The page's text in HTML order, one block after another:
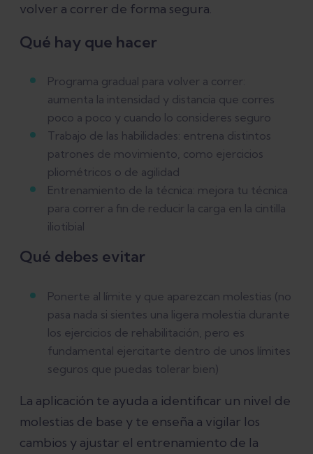
volver a correr de forma segura.
Qué hay que hacer
Programa gradual para volver a correr:
aumenta la intensidad y distancia que corres
poco a poco y cuando lo consideres seguro
Trabajo de las habilidades: entrena distintos
patrones de movimiento, como ejercicios
pliométricos o de agilidad
Entrenamiento de la técnica: mejora tu técnica
para correr a fin de reducir la carga en la cintilla
iliotibial
Qué debes evitar
Ponerte al límite y que aparezcan molestias (no
pasa nada si sientes una ligera molestia durante
los ejercicios de rehabilitación, pero es
fundamental ejercitarte dentro de unos límites
seguros que puedas tolerar bien)
La aplicación te ayuda a identificar un nivel de
molestias de base y te enseña a vigilar los
cambios y ajustar el entrenamiento de la